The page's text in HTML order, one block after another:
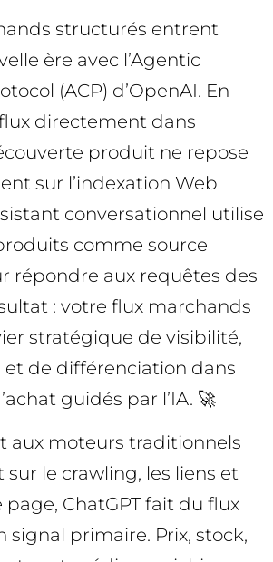
structurés entrent
ère avec l’Agentic
(ACP) d’OpenAI. En
directement dans
produit ne repose
sur l’indexation Web
conversationnel utilise
comme source
répondre aux requêtes des
: votre flux marchands
stratégique de visibilité,
et de différenciation dans
guidés par l’IA. 🚀
aux moteurs traditionnels
sur le crawling, les liens et
page, ChatGPT fait du flux
signal primaire. Prix, stock,